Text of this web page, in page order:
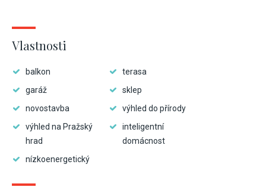
Vlastnosti
balkon
terasa
garáž
sklep
novostavba
výhled do přírody
výhled na Pražský
hrad
inteligentní
domácnost
nízkoenergetický